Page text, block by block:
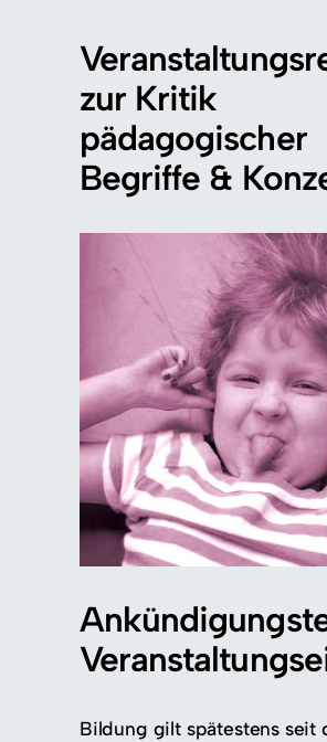
zur Kritik
pädagogischer
Begriffe &
Bildung gilt spätestens seit